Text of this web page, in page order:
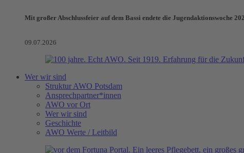
Mit großer Abschlussfeier auf dem Bassi endete die Jugendaktionswoche
09.07.2026
Wer wir sind
Struktur AWO Potsdam
Ansprechpartner*innen
AWO vor Ort
Wer wir sind
Geschichte
AWO Werte / Leitbild